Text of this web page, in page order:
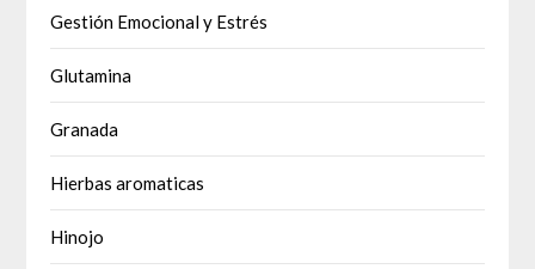
Gestión Emocional y Estrés
Glutamina
Granada
Hierbas aromaticas
Hinojo